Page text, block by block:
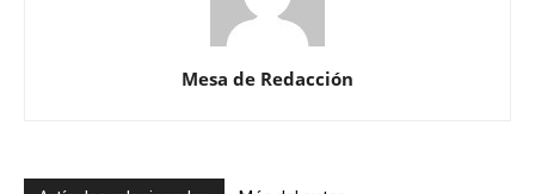
Mesa de Redacción